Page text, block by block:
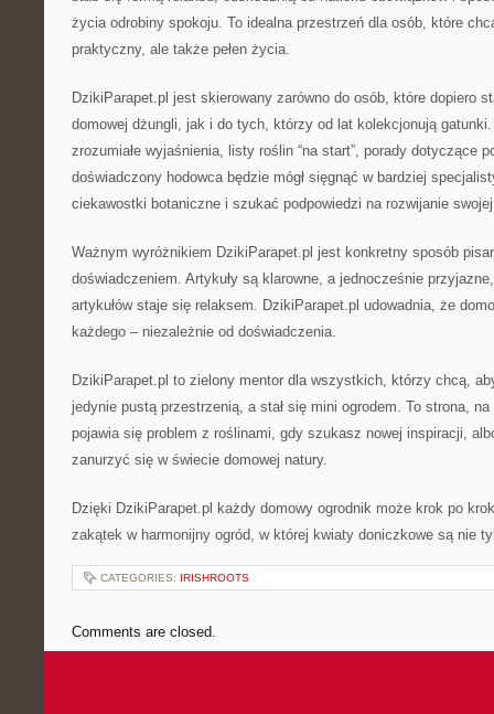
życia odrobiny spokoju. To idealna przestrzeń dla osób, które
praktyczny, ale także pełen życia.
DzikiParapet.pl jest skierowany zarówno do osób, które dopiero
domowej dżungli, jak i do tych, którzy od lat kolekcjonują
zrozumiałe wyjaśnienia, listy roślin “na start”, porady dotyczące
doświadczony hodowca będzie mógł sięgnąć w bardziej
ciekawostki botaniczne i szukać podpowiedzi na rozwijanie
Ważnym wyróżnikiem DzikiParapet.pl jest konkretny sposób
doświadczeniem. Artykuły są klarowne, a jednocześnie
artykułów staje się relaksem. DzikiParapet.pl udowadnia, że
każdego – niezależnie od doświadczenia.
DzikiParapet.pl to zielony mentor dla wszystkich, którzy chcą,
jedynie pustą przestrzenią, a stał się mini ogrodem. To strona,
pojawia się problem z roślinami, gdy szukasz nowej inspiracji,
zanurzyć się w świecie domowej natury.
Dzięki DzikiParapet.pl każdy domowy ogrodnik może krok po
zakątek w harmonijny ogród, w której kwiaty doniczkowe są nie
CATEGORIES: IRISHROOTS
Comments are closed.